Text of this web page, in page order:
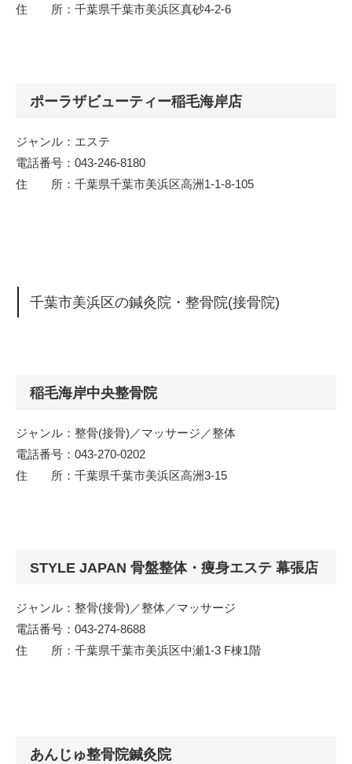
住 所：千葉県千葉市美浜区真砂4-2-6
ポーラザビューティー稲毛海岸店
ジャンル：エステ
電話番号：043-246-8180
住 所：千葉県千葉市美浜区高洲1-1-8-105
千葉市美浜区の鍼灸院・整骨院(接骨院)
稲毛海岸中央整骨院
ジャンル：整骨(接骨)／マッサージ／整体
電話番号：043-270-0202
住 所：千葉県千葉市美浜区高洲3-15
STYLE JAPAN 骨盤整体・痩身エステ 幕張店
ジャンル：整骨(接骨)／整体／マッサージ
電話番号：043-274-8688
住 所：千葉県千葉市美浜区中瀬1-3 F棟1階
あんじゅ整骨院鍼灸院